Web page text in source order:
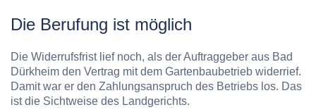
Die Berufung ist möglich
Die Widerrufsfrist lief noch, als der Auftraggeber aus Bad
Dürkheim den Vertrag mit dem Gartenbaubetrieb widerrief.
Damit war er den Zahlungsanspruch des Betriebs los. Das
ist die Sichtweise des Landgerichts.